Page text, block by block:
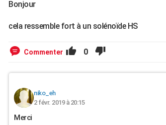
Bonjour
cela ressemble fort à un solénoïde HS
Commenter 0
niko_eh
2 févr. 2019 à 20:15
Merci